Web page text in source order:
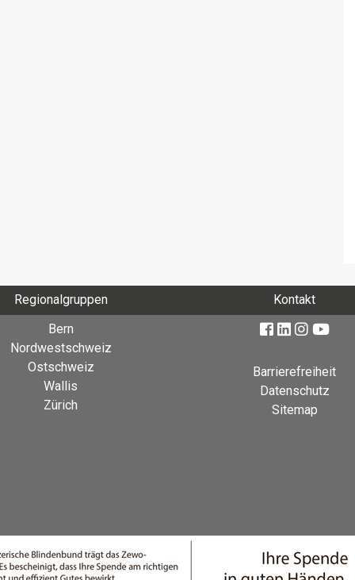
Regionalgruppen
Bern
Nordwestschweiz
Ostschweiz
Wallis
Zürich
Kontakt
Barrierefreiheit
Datenschutz
Sitemap